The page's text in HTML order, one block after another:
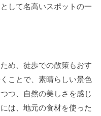
して名高いスポットの一
め、徒歩での散策もおす
ことで、素晴らしい景色
つ、自然の美しさを感じ
は、地元の食材を使った